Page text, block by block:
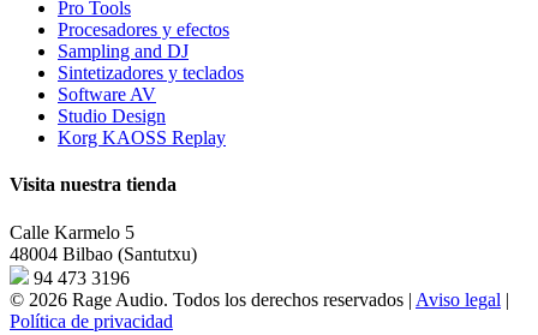
Pro Tools
Procesadores y efectos
Sampling and DJ
Sintetizadores y teclados
Software AV
Studio Design
Korg KAOSS Replay
Visita nuestra tienda
Calle Karmelo 5
48004 Bilbao (Santutxu)
94 473 3196
© 2026 Rage Audio. Todos los derechos reservados | Aviso legal |
Política de privacidad